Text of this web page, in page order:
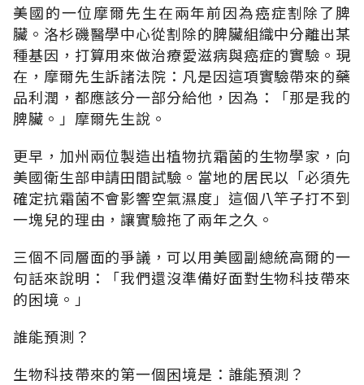
美國的一位摩爾先生在兩年前因為癌症割除了脾
臟。洛杉磯醫學中心從割除的脾臟組織中分離出某
種基因，打算用來做治療愛滋病與癌症的實驗。現
在，摩爾先生訴諸法院：凡是因這項實驗帶來的藥
品利潤，都應該分一部分給他，因為：「那是我的
脾臟。」摩爾先生說。
更早，加州兩位製造出植物抗霜菌的生物學家，向
美國衛生部申請田間試驗。當地的居民以「必須先
確定抗霜菌不會影響空氣濕度」這個八竿子打不到
一塊兒的理由，讓實驗拖了兩年之久。
三個不同層面的爭議，可以用美國副總統高爾的一
句話來說明：「我們還沒準備好面對生物科技帶來
的困境。」
誰能預測？
生物科技帶來的第一個困境是：誰能預測？